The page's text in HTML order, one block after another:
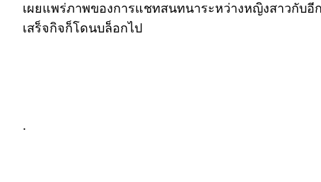
เผยแพร่ภาพของการแชทสนทนาระหว่างหญิงสาวกับอี
เสร็จกิจก็โดนบล็อกไป
.